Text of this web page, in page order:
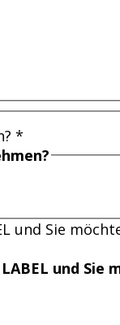
*
und Sie
und